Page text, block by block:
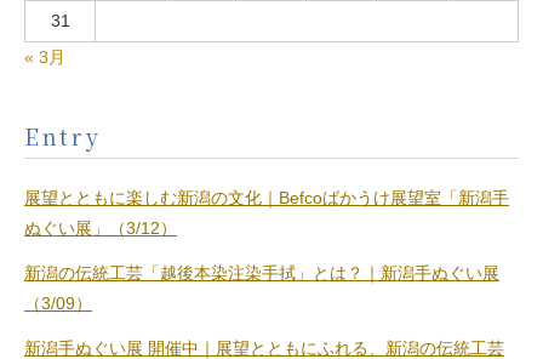
31
« 3月
Entry
展望とともに楽しむ新潟の文化｜Befcoばかうけ展望室「新潟手
ぬぐい展」（3/12）
新潟の伝統工芸「越後本染注染手拭」とは？｜新潟手ぬぐい展
（3/09）
新潟手ぬぐい展 開催中｜展望とともにふれる、新潟の伝統工芸